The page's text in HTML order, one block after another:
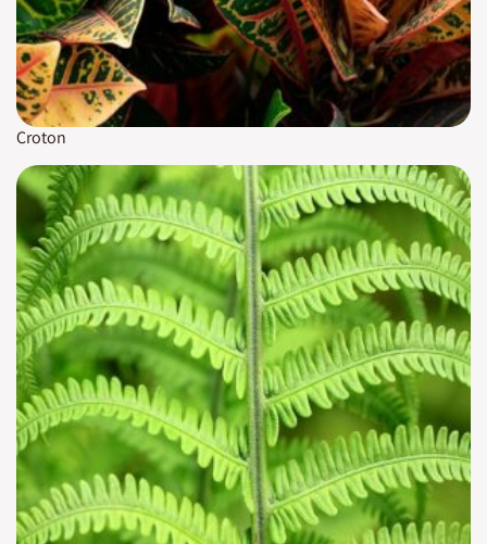
Croton